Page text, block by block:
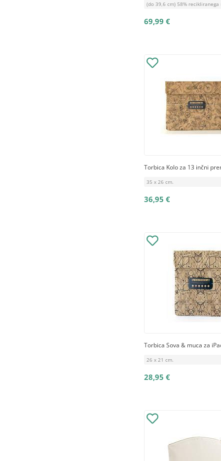
(do 39,6 cm) 58%
69,99 €
Torbica Kolo za 13 inčni
35 x 26 cm.
36,95 €
Torbica Sova & muca za
26 x 21 cm.
28,95 €